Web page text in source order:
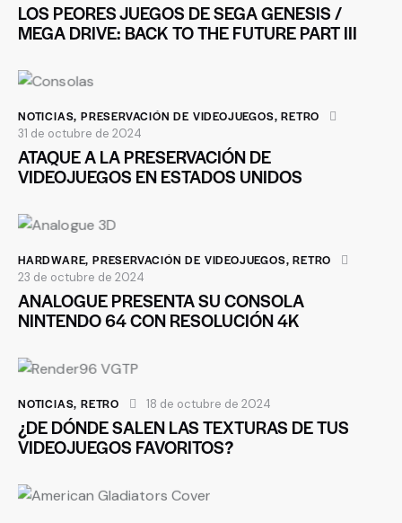
LOS PEORES JUEGOS DE SEGA GENESIS /
MEGA DRIVE: BACK TO THE FUTURE PART III
NOTICIAS,PRESERVACIÓN DE VIDEOJUEGOS,RETRO
31 de octubre de 2024
ATAQUE A LA PRESERVACIÓN DE
VIDEOJUEGOS EN ESTADOS UNIDOS
HARDWARE,PRESERVACIÓN DE VIDEOJUEGOS,RETRO
23 de octubre de 2024
ANALOGUE PRESENTA SU CONSOLA
NINTENDO 64 CON RESOLUCIÓN 4K
NOTICIAS,RETRO 18 de octubre de 2024
¿DE DÓNDE SALEN LAS TEXTURAS DE TUS
VIDEOJUEGOS FAVORITOS?